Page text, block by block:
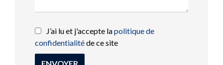
J’ai lu et j'accepte lapolitique de
confidentialitéde ce site